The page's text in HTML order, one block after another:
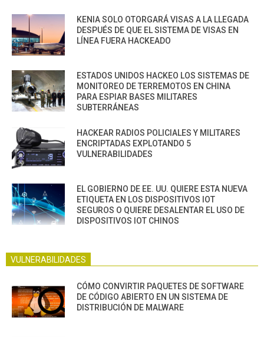
KENIA SOLO OTORGARÁ VISAS A LA LLEGADA
DESPUÉS DE QUE EL SISTEMA DE VISAS EN
LÍNEA FUERA HACKEADO
ESTADOS UNIDOS HACKEO LOS SISTEMAS DE
MONITOREO DE TERREMOTOS EN CHINA
PARA ESPIAR BASES MILITARES
SUBTERRÁNEAS
HACKEAR RADIOS POLICIALES Y MILITARES
ENCRIPTADAS EXPLOTANDO 5
VULNERABILIDADES
EL GOBIERNO DE EE. UU. QUIERE ESTA NUEVA
ETIQUETA EN LOS DISPOSITIVOS IOT
SEGUROS O QUIERE DESALENTAR EL USO DE
DISPOSITIVOS IOT CHINOS
VULNERABILIDADES
CÓMO CONVIRTIR PAQUETES DE SOFTWARE
DE CÓDIGO ABIERTO EN UN SISTEMA DE
DISTRIBUCIÓN DE MALWARE